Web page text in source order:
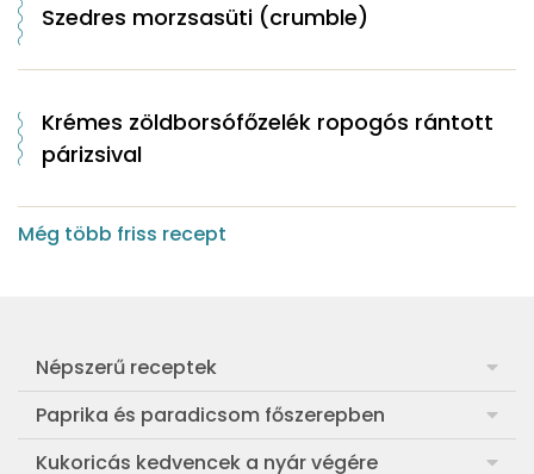
Szedres morzsasüti (crumble)
Krémes zöldborsófőzelék ropogós rántott
párizsival
Még több friss recept
Népszerű receptek
Frankfurti leves
Egyszerű muffin
Paprika és paradicsom főszerepben
Pan con Tomate
Kukoricás kedvencek a nyár végére